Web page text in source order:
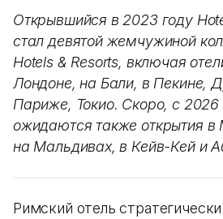
Открывшийся в 2023 году
стал девятой жемчужиной
Hotels & Resorts, включая
Лондоне, на Бали, в Пекине,
Париже, Токио. Скоро, с 2026
ожидаются также открытия
на Мальдивах, в Кейв-Кей и
Римский отель